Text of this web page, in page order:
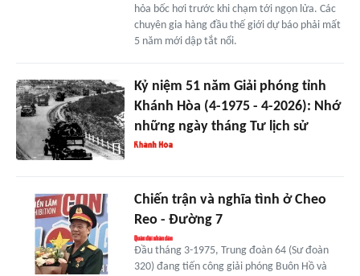
hỏa bốc hơi trước khi chạm tới ngọn lửa. Các
chuyên gia hàng đầu thế giới dự báo phải mất
5 năm mới dập tắt nổi.
Kỷ niệm 51 năm Giải phóng tỉnh
Khánh Hòa (4-1975 - 4-2026): Nhớ
những ngày tháng Tư lịch sử
Chiến trận và nghĩa tình ở Cheo
Reo - Đường 7
Đầu tháng 3-1975, Trung đoàn 64 (Sư đoàn
320) đang tiến công giải phóng Buôn Hồ và